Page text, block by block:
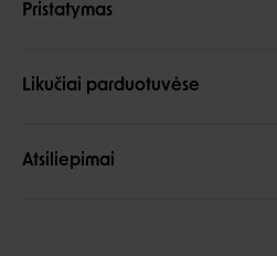
Pristatymas
Likučiai parduotuvėse
Atsiliepimai